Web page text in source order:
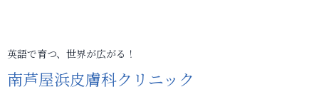
英語で育つ、世界が広がる！
南芦屋浜皮膚科クリニック